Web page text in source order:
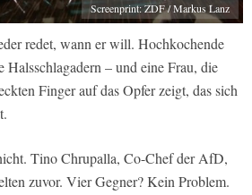
Screenprint: ZDF / Markus Lanz
redet, wann er will. Hochkochende
Halsschlagadern – und eine Frau, die
Finger auf das Opfer zeigt, das sich
Tino Chrupalla, Co-Chef der AfD,
zuvor. Vier Gegner? Kein Problem.